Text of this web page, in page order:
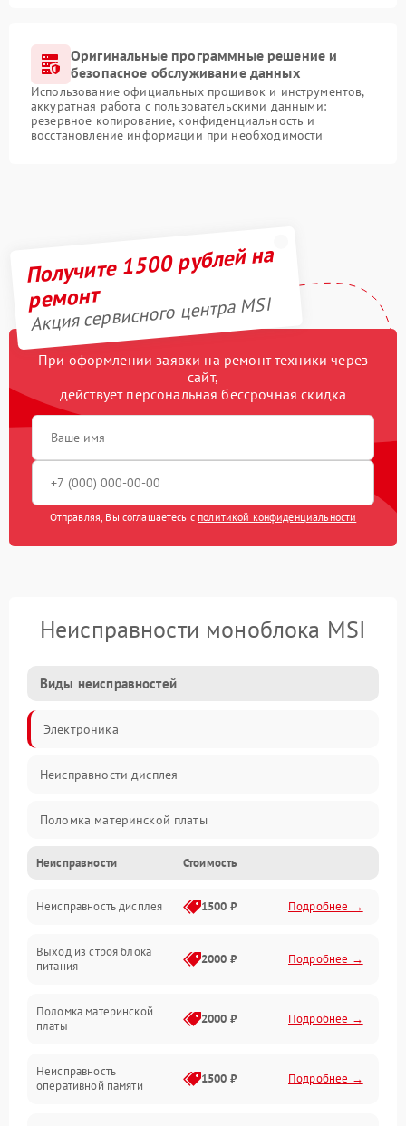
Оригинальные программные решение и
безопасное обслуживание данных
Использование официальных прошивок и инструментов,
аккуратная работа с пользовательскими данными:
резервное копирование, конфиденциальность и
восстановление информации при необходимости
Получите 1500 рублей на
ремонт
Акция сервисного центра MSI
При оформлении заявки на ремонт техники через
сайт,
действует персональная бессрочная скидка
Отправляя, Вы соглашаетесь с политикой конфиденциальности
Неисправности моноблока MSI
Виды неисправностей
Электроника
Неисправности дисплея
Поломка материнской платы
Неисправность системы охлаждения
Неисправность BIOS
Повреждение корпуса
Повреждение разъёмов (USB, HDMI и др.)
Неисправности Стоимость
Неисправность дисплея 1500 ₽ Подробнее →
Выход из строя блока
питания
2000 ₽ Подробнее →
Поломка материнской
платы
2000 ₽ Подробнее →
Неисправность
оперативной памяти
1500 ₽ Подробнее →